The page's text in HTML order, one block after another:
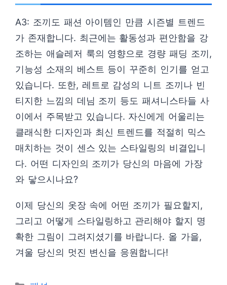
A3: 조끼도 패션 아이템인 만큼 시즌별 트렌드
가 존재합니다. 최근에는 활동성과 편안함을 강
조하는 애슬레저 룩의 영향으로 경량 패딩 조끼,
기능성 소재의 베스트 등이 꾸준히 인기를 얻고
있습니다. 또한, 레트로 감성의 니트 조끼나 빈
티지한 느낌의 데님 조끼 등도 패셔니스타들 사
이에서 주목받고 있습니다. 자신에게 어울리는
클래식한 디자인과 최신 트렌드를 적절히 믹스
매치하는 것이 센스 있는 스타일링의 비결입니
다. 어떤 디자인의 조끼가 당신의 마음에 가장
와 닿으시나요?
이제 당신의 옷장 속에 어떤 조끼가 필요할지,
그리고 어떻게 스타일링하고 관리해야 할지 명
확한 그림이 그려지셨기를 바랍니다. 올 가을,
겨울 당신의 멋진 변신을 응원합니다!